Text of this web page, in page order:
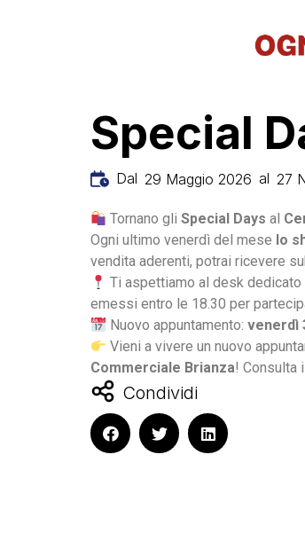
Special
Dal 29 Maggio 2026 al 27
Tornano gliSpecial Days al
Ogni ultimo venerdì del mese lo
vendita aderenti, potrai ricevere
Ti aspettiamo al desk dedicato
emessi entro le 18.30 per
Nuovo appuntamento:venerdì
Vieni a vivere un nuovo
Commerciale Brianza! Consulta il
Condividi